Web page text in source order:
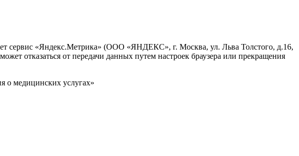
сервис «Яндекс.Метрика» (ООО «ЯНДЕКС», г. Москва, ул. Льва Толстого, д.16,
отказаться от передачи данных путем настроек браузера или прекращения
о медицинских услугах»